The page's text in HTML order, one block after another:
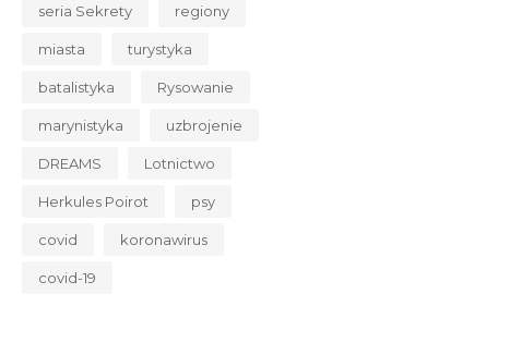
seria Sekrety regiony
miasta turystyka
batalistyka Rysowanie
marynistyka uzbrojenie
DREAMS Lotnictwo
Herkules Poirot psy
covid koronawirus
covid-19